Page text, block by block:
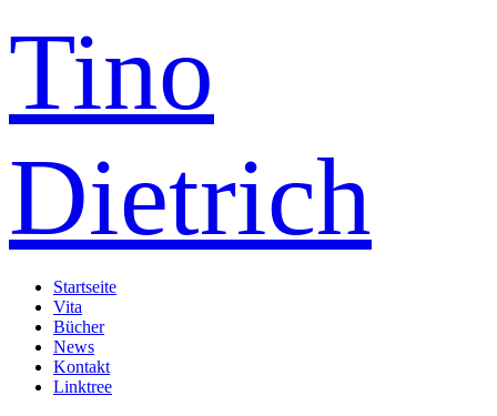
Tino
Dietrich
Startseite
Vita
Bücher
News
Kontakt
Linktree